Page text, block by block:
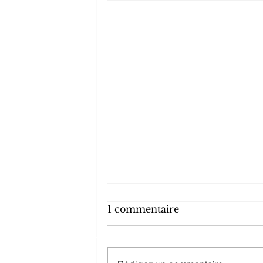
La répudiation d'une
succession (art. 566ss du
Code civil)
1 commentaire